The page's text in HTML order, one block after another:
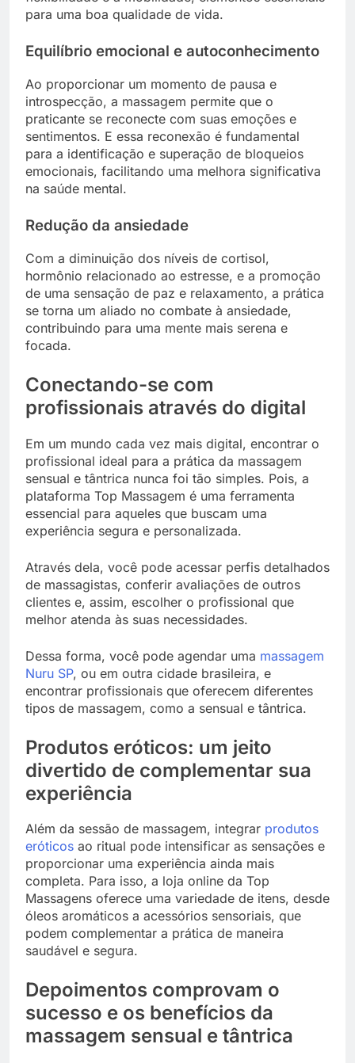
para uma boa qualidade de vida.
Equilíbrio emocional e autoconhecimento
Ao proporcionar um momento de pausa e
introspecção, a massagem permite que o
praticante se reconecte com suas emoções e
sentimentos. E essa reconexão é fundamental
para a identificação e superação de bloqueios
emocionais, facilitando uma melhora significativa
na saúde mental.
Redução da ansiedade
Com a diminuição dos níveis de cortisol,
hormônio relacionado ao estresse, e a promoção
de uma sensação de paz e relaxamento, a prática
se torna um aliado no combate à ansiedade,
contribuindo para uma mente mais serena e
focada.
Conectando-se com
profissionais através do digital
Em um mundo cada vez mais digital, encontrar o
profissional ideal para a prática da massagem
sensual e tântrica nunca foi tão simples. Pois, a
plataforma Top Massagem é uma ferramenta
essencial para aqueles que buscam uma
experiência segura e personalizada.
Através dela, você pode acessar perfis detalhados
de massagistas, conferir avaliações de outros
clientes e, assim, escolher o profissional que
melhor atenda às suas necessidades.
Dessa forma, você pode agendar uma massagem
Nuru SP, ou em outra cidade brasileira, e
encontrar profissionais que oferecem diferentes
tipos de massagem, como a sensual e tântrica.
Produtos eróticos: um jeito
divertido de complementar sua
experiência
Além da sessão de massagem, integrar produtos
eróticos ao ritual pode intensificar as sensações e
proporcionar uma experiência ainda mais
completa. Para isso, a loja online da Top
Massagens oferece uma variedade de itens, desde
óleos aromáticos a acessórios sensoriais, que
podem complementar a prática de maneira
saudável e segura.
Depoimentos comprovam o
sucesso e os benefícios da
massagem sensual e tântrica